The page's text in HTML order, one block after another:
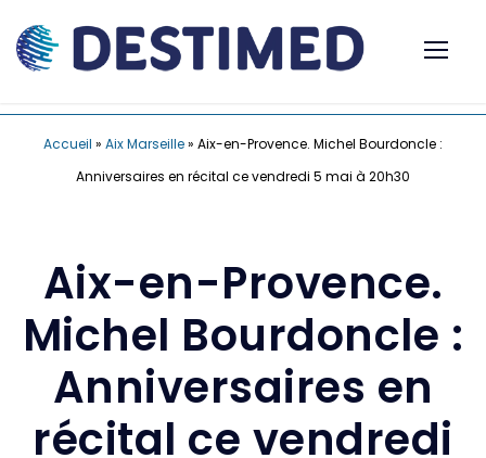
Accueil » Aix Marseille» Aix-en-Provence. Michel Bourdoncle :
Anniversaires en récital ce vendredi 5 mai à 20h30
Aix-en-Provence.
Michel Bourdoncle :
Anniversaires en
récital ce vendredi